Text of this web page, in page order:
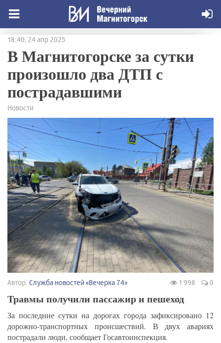
18:40, 24 апр 2025
В Магнитогорске за сутки
произошло два ДТП с
пострадавшими
Новости
Автор: Служба новостей «Вечерка 74» 1 998 0
Травмы получили пассажир и пешеход
За последние сутки на дорогах города зафиксировано 12
дорожно-транспортных происшествий. В двух авариях
пострадали люди, сообщает Госавтоинспекция.